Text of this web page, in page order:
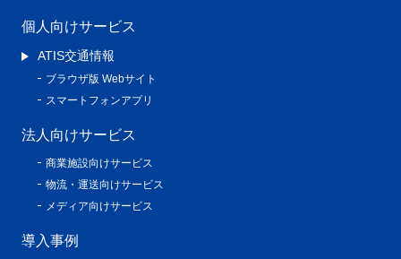
個人向けサービス
ATIS交通情報
ブラウザ版 Webサイト
スマートフォンアプリ
法人向けサービス
商業施設向けサービス
物流・運送向けサービス
メディア向けサービス
導入事例